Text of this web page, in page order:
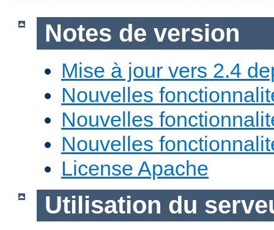
Notes de version
Mise à jour vers 2.4
Nouvelles
Nouvelles
Nouvelles
License Apache
Utilisation du